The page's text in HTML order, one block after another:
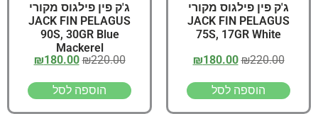
ג'ק פין פילגוס מקורי
JACK FIN PELAGUS
75S, 17GR White
₪220.00
₪180.00
הוספה לסל
ג'ק פין פילגוס מקורי
JACK FIN PELAGUS
90S, 30GR Blue
Mackerel
₪220.00
₪180.00
הוספה לסל